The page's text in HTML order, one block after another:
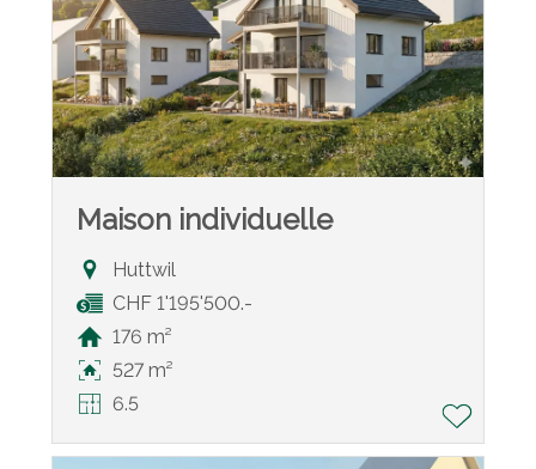
Maison individuelle
Huttwil
CHF 1'195'500.-
176 m²
527 m²
6.5